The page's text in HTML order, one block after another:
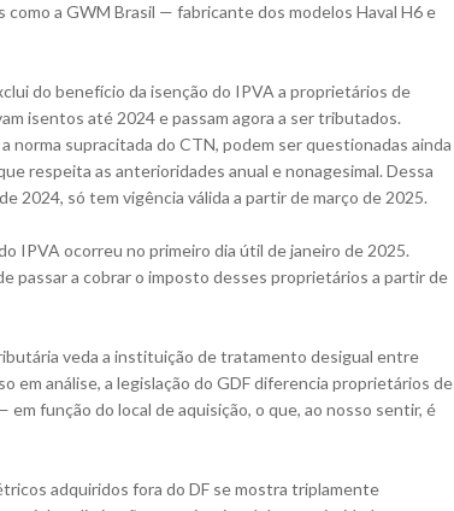
a GWM Brasil — fabricante dos modelos Haval H6 e
do benefício da isenção do IPVA a proprietários de
isentos até 2024 e passam agora a ser tributados.
norma supracitada do CTN, podem ser questionadas ainda
respeita as anterioridades anual e nonagesimal. Dessa
2024, só tem vigência válida a partir de março de 2025.
IPVA ocorreu no primeiro dia útil de janeiro de 2025.
passar a cobrar o imposto desses proprietários a partir de
veda a instituição de tratamento desigual entre
análise, a legislação do GDF diferencia proprietários de
função do local de aquisição, o que, ao nosso sentir, é
adquiridos fora do DF se mostra triplamente